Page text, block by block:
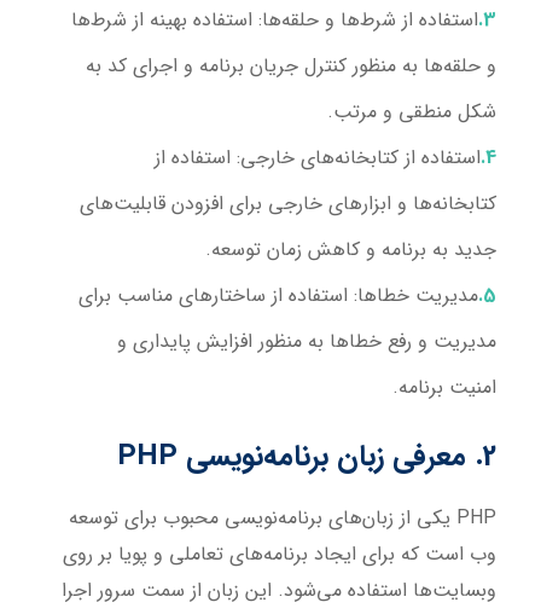
استفاده از شرط‌ها و حلقه‌ها: استفاده بهینه از شرط‌ها
و حلقه‌ها به منظور کنترل جریان برنامه و اجرای کد به
شکل منطقی و مرتب.
استفاده از کتابخانه‌های خارجی: استفاده از
کتابخانه‌ها و ابزارهای خارجی برای افزودن قابلیت‌های
جدید به برنامه و کاهش زمان توسعه.
مدیریت خطاها: استفاده از ساختارهای مناسب برای
مدیریت و رفع خطاها به منظور افزایش پایداری و
امنیت برنامه.
2. معرفی زبان برنامه‌نویسی PHP
PHP یکی از زبان‌های برنامه‌نویسی محبوب برای توسعه
وب است که برای ایجاد برنامه‌های تعاملی و پویا بر روی
وبسایت‌ها استفاده می‌شود. این زبان از سمت سرور اجرا